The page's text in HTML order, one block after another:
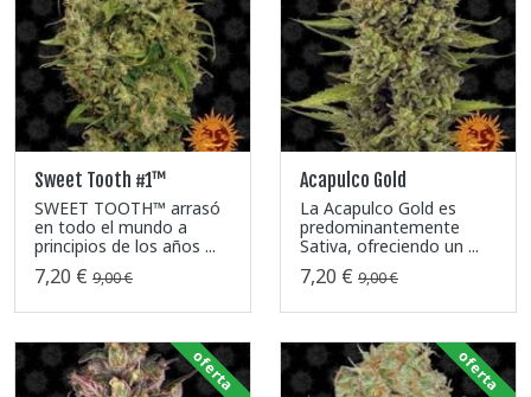
Sweet Tooth #1™
SWEET TOOTH™ arrasó
en todo el mundo a
principios de los años ...
7,20 € 9,00 €
Acapulco Gold
La Acapulco Gold es
predominantemente
Sativa, ofreciendo un ...
7,20 € 9,00 €
oferta oferta